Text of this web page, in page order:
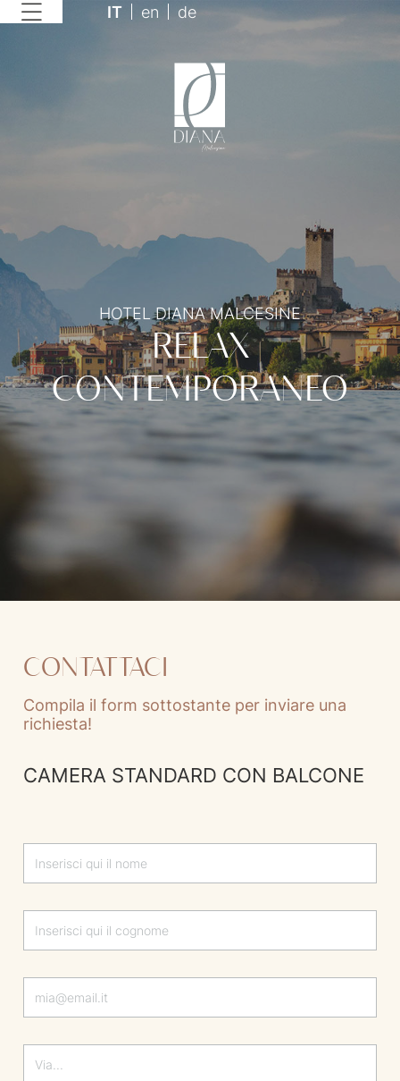
IT en de
HOTEL DIANA MALCESINE
RELAX
CONTEMPORANEO
CONTATTACI
Compila il form sottostante per inviare una
richiesta!
CAMERA STANDARD CON BALCONE